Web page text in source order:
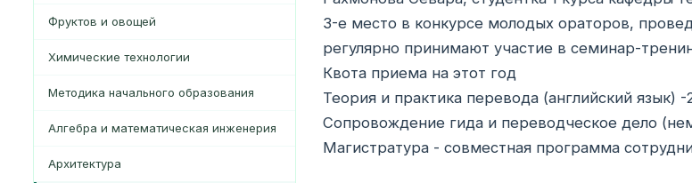
Фруктов и овощей
Химические технологии
Методика начального образования
Алгебра и математическая инженерия
Архитектура
3-е место в конкурсе молодых ораторов,
регулярно принимают участие в семинар-
Квота приема на этот год
Теория и практика перевода (английский язык)
Сопровождение гида и переводческое дело
Магистратура - совместная программа